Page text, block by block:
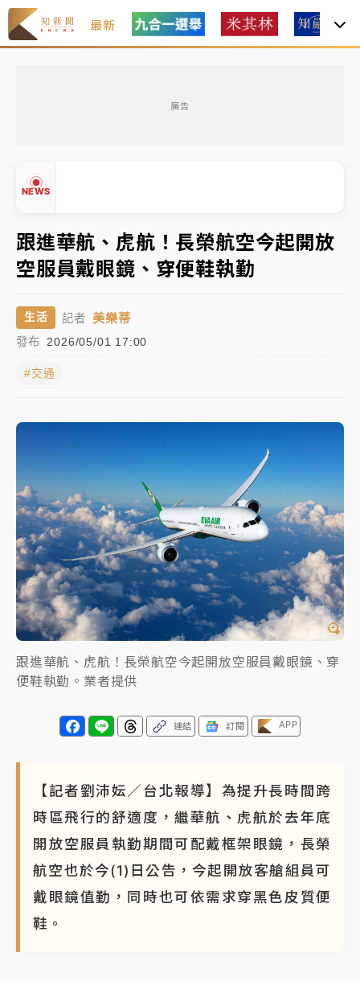
最新
廣告
NEWS
中信慈善基金會想增加董事人數！辜仲諒向法院聲請遭
駁 理由曝光
故宮《龍藏經》特展第2檔！今線上預約開賣一度塞車
周六起展出延長至晚上7時
台東農業處長涉圖利渡假村！東檢抗告成功 今重開羈
父親節泡湯了！中颱白海豚雨彈轟3天 「紅到發紫」降
雨熱區曝
中信慈善基金會想增加董事人數！辜仲諒向法院聲請遭
駁 理由曝光
故宮《龍藏經》特展第2檔！今線上預約開賣一度塞車
周六起展出延長至晚上7時
台東農業處長涉圖利渡假村！東檢抗告成功 今重開羈
押庭
父親節泡湯了！中颱白海豚雨彈轟3天 「紅到發紫」降
雨熱區曝
跟進華航、虎航！長榮航空今起開放
空服員戴眼鏡、穿便鞋執勤
生活 記者 美樂蒂
發布 2026/05/01 17:00
#交通
跟進華航、虎航！長榮航空今起開放空服員戴眼鏡、穿
便鞋執勤。業者提供
連結 訂閱 APP
【記者劉沛妘／台北報導】為提升長時間跨
時區飛行的舒適度，繼華航、虎航於去年底
開放空服員執勤期間可配戴框架眼鏡，長榮
航空也於今(1)日公告，今起開放客艙組員可
戴眼鏡值勤，同時也可依需求穿黑色皮質便
鞋。